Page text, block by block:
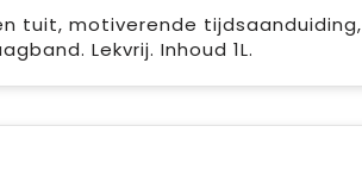
tuit, motiverende tijdsaanduiding,
Lekvrij. Inhoud 1L.